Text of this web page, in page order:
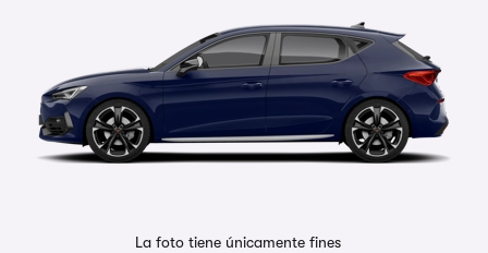
La foto tiene únicamente fines